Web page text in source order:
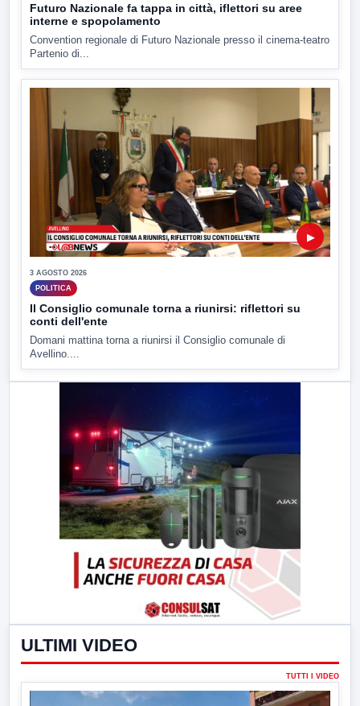
Futuro Nazionale fa tappa in città, iflettori su aree
interne e spopolamento
Convention regionale di Futuro Nazionale presso il cinema-teatro
Partenio di...
▶
3 AGOSTO 2026
POLITICA
Il Consiglio comunale torna a riunirsi: riflettori su
conti dell'ente
Domani mattina torna a riunirsi il Consiglio comunale di
Avellino....
ULTIMI VIDEO
TUTTI I VIDEO